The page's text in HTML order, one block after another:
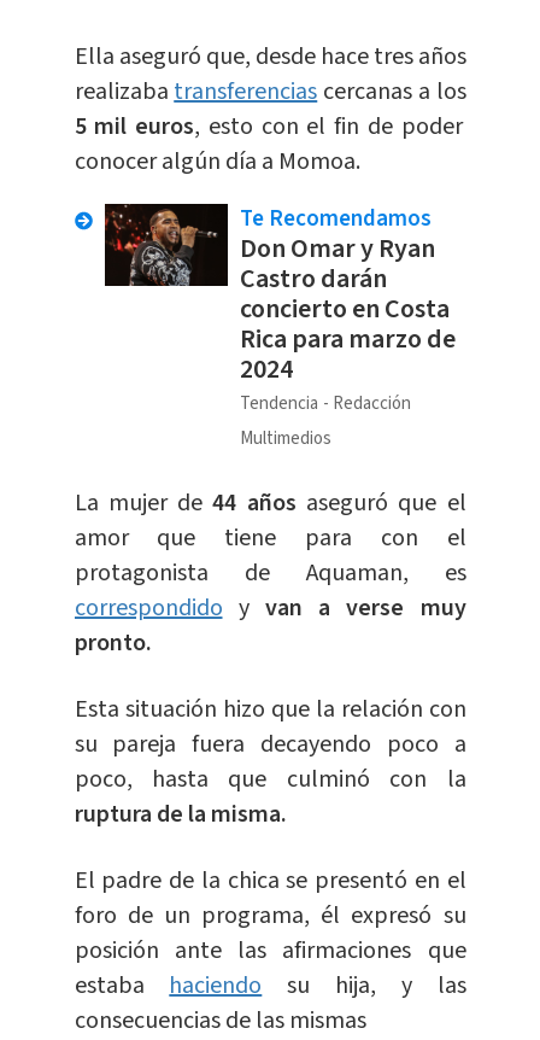
Ella aseguró que, desde hace tres años
realizabatransferenciascercanas a los
5 mil euros, esto con el fin de poder
conocer algún día a Momoa.
Te Recomendamos
Don Omar y Ryan
Castro darán
concierto en Costa
Rica para marzo de
2024
Tendencia
Redacción
Multimedios
La mujer de44 años aseguró que el
amor que tiene para con el
protagonista de Aquaman, es
correspondidoyvan a verse muy
pronto.
Esta situación hizo que la relación con
su pareja fuera decayendo poco a
poco, hasta que culminó con la
ruptura de la misma.
El padre de la chica se presentó en el
foro de un programa, él expresó su
posición ante las afirmaciones que
estabahaciendosu hija, y las
consecuencias de las mismas